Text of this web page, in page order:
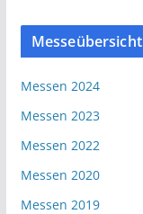
Messeübersicht
Messen 2024
Messen 2023
Messen 2022
Messen 2020
Messen 2019